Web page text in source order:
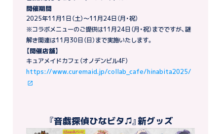
開催期間
2025年11月1日（土）～11月24日（月・祝）
※コラボメニューのご提供は11月24日（月・祝）までですが、謎
解き関連は11月30日（日）まで実施いたします。
【開催店舗】
キュアメイドカフェ（オノデンビル4F）
https://www.curemaid.jp/collab_cafe/hinabita2025/
『音戯探偵ひなビタ♫』新グッズ